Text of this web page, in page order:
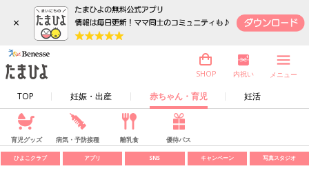
×
TOP 妊娠・出産 赤ちゃん・育児 妊活
SHOP 内祝い メニュー
育児グッズ 病気・予防接種 離乳食 優待パス
ひよこクラブ アプリ SNS キャンペーン 写真スタジオ